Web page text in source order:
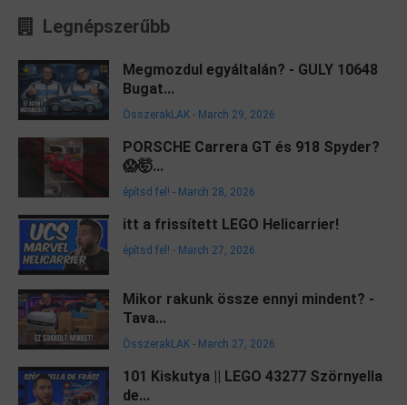
Legnépszerűbb
Megmozdul egyáltalán? - GULY 10648
Bugat...
ÖsszerakLAK - March 29, 2026
PORSCHE Carrera GT és 918 Spyder?
😱🤯...
építsd fel! - March 28, 2026
itt a frissített LEGO Helicarrier!
építsd fel! - March 27, 2026
Mikor rakunk össze ennyi mindent? -
Tava...
ÖsszerakLAK - March 27, 2026
101 Kiskutya || LEGO 43277 Szörnyella
de...